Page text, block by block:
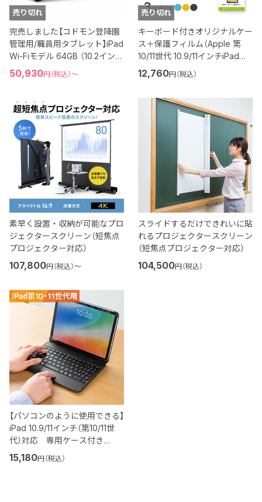
売り切れ
完売しました【コドモン登降園
管理用/職員用タブレット】iPad
Wi-Fiモデル 64GB （10.2インチ
第9世代）
50,930円（税込）〜
売り切れ
キーボード付きオリジナルケー
ス＋保護フィルム（Apple 第
10/11世代 10.9/11インチiPad対
応）
12,760円（税込）
素早く設置・収納が可能なプロ
ジェクタースクリーン（短焦点
プロジェクター対応）
107,800円（税込）〜
スライドするだけできれいに貼
れるプロジェクタースクリーン
（短焦点プロジェクター対応）
104,500円（税込）
【パソコンのように使用できる】
iPad 10.9/11インチ（第10/11世
代）対応 専用ケース付き
Bluetoothキーボード
15,180円（税込）